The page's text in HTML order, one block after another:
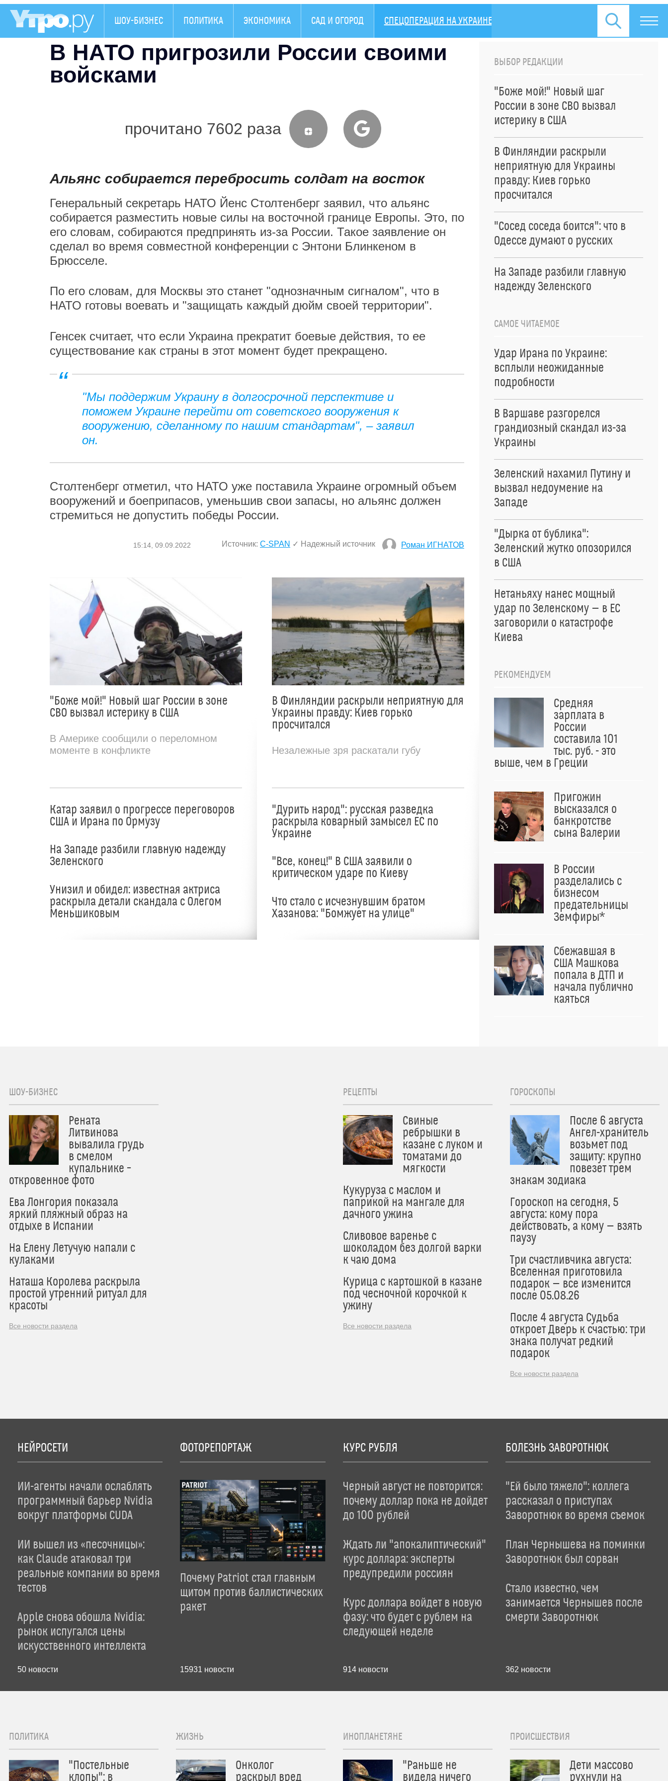
ШОУ-БИЗНЕС ПОЛИТИКА ЭКОНОМИКА САД И ОГОРОД СПЕЦОПЕРАЦИЯ НА УКРАИНЕ
В НАТО пригрозили России своими
войсками
прочитано 7602 раза
Альянс собирается перебросить солдат на восток
Генеральный секретарь НАТО Йенс Столтенберг заявил, что альянс
собирается разместить новые силы на восточной границе Европы. Это, по
его словам, собираются предпринять из-за России. Такое заявление он
сделал во время совместной конференции с Энтони Блинкеном в
Брюсселе.
По его словам, для Москвы это станет "однозначным сигналом", что в
НАТО готовы воевать и "защищать каждый дюйм своей территории".
Генсек считает, что если Украина прекратит боевые действия, то ее
существование как страны в этот момент будет прекращено.
"Мы поддержим Украину в долгосрочной перспективе и
поможем Украине перейти от советского вооружения к
вооружению, сделанному по нашим стандартам", – заявил
он.
Столтенберг отметил, что НАТО уже поставила Украине огромный объем
вооружений и боеприпасов, уменьшив свои запасы, но альянс должен
стремиться не допустить победы России.
15:14, 09.09.2022 Источник: C-SPAN ✓ Надежный источник Роман ИГНАТОВ
"Боже мой!" Новый шаг России в зоне
СВО вызвал истерику в США
В Америке сообщили о переломном
моменте в конфликте
Катар заявил о прогрессе переговоров
США и Ирана по Ормузу
На Западе разбили главную надежду
Зеленского
Унизил и обидел: известная актриса
раскрыла детали скандала с Олегом
Меньшиковым
В Финляндии раскрыли неприятную для
Украины правду: Киев горько
просчитался
Незалежные зря раскатали губу
"Дурить народ": русская разведка
раскрыла коварный замысел ЕС по
Украине
"Все, конец!" В США заявили о
критическом ударе по Киеву
Что стало с исчезнувшим братом
Хазанова: "Бомжует на улице"
ВЫБОР РЕДАКЦИИ
"Боже мой!" Новый шаг
России в зоне СВО вызвал
истерику в США
В Финляндии раскрыли
неприятную для Украины
правду: Киев горько
просчитался
"Сосед соседа боится": что в
Одессе думают о русских
На Западе разбили главную
надежду Зеленского
САМОЕ ЧИТАЕМОЕ
Удар Ирана по Украине:
всплыли неожиданные
подробности
В Варшаве разгорелся
грандиозный скандал из-за
Украины
Зеленский нахамил Путину и
вызвал недоумение на
Западе
"Дырка от бублика":
Зеленский жутко опозорился
в США
Нетаньяху нанес мощный
удар по Зеленскому — в ЕС
заговорили о катастрофе
Киева
РЕКОМЕНДУЕМ
Средняя
зарплата в
России
составила 101
тыс. руб. - это
выше, чем в Греции
Пригожин
высказался о
банкротстве
сына Валерии
В России
разделались с
бизнесом
предательницы
Земфиры*
Сбежавшая в
США Машкова
попала в ДТП и
начала публично
каяться
ШОУ-БИЗНЕС
Рената
Литвинова
вывалила грудь
в смелом
купальнике –
откровенное фото
Ева Лонгория показала
яркий пляжный образ на
отдыхе в Испании
На Елену Летучую напали с
кулаками
Наташа Королева раскрыла
простой утренний ритуал для
красоты
Все новости раздела
РЕЦЕПТЫ
Свиные
ребрышки в
казане с луком и
томатами до
мягкости
Кукуруза с маслом и
паприкой на мангале для
дачного ужина
Сливовое варенье с
шоколадом без долгой варки
к чаю дома
Курица с картошкой в казане
под чесночной корочкой к
ужину
Все новости раздела
ГОРОСКОПЫ
После 6 августа
Ангел-хранитель
возьмет под
защиту: крупно
повезет трем
знакам зодиака
Гороскоп на сегодня, 5
августа: кому пора
действовать, а кому — взять
паузу
Три счастливчика августа:
Вселенная приготовила
подарок — все изменится
после 05.08.26
После 4 августа Судьба
откроет Дверь к счастью: три
знака получат редкий
подарок
Все новости раздела
НЕЙРОСЕТИ
ИИ-агенты начали ослаблять
программный барьер Nvidia
вокруг платформы CUDA
ИИ вышел из «песочницы»:
как Claude атаковал три
реальные компании во время
тестов
Apple снова обошла Nvidia:
рынок испугался цены
искусственного интеллекта
50 новости
ФОТОРЕПОРТАЖ
Почему Patriot стал главным
щитом против баллистических
ракет
15931 новости
КУРС РУБЛЯ
Черный август не повторится:
почему доллар пока не дойдет
до 100 рублей
Ждать ли "апокалиптический"
курс доллара: эксперты
предупредили россиян
Курс доллара войдет в новую
фазу: что будет с рублем на
следующей неделе
914новости
БОЛЕЗНЬ ЗАВОРОТНЮК
"Ей было тяжело": коллега
рассказал о приступах
Заворотнюк во время съемок
План Чернышева на поминки
Заворотнюк был сорван
Стало известно, чем
занимается Чернышев после
смерти Заворотнюк
362 новости
ПОЛИТИКА
"Постельные
клопы": в
ЖИЗНЬ
Онколог
раскрыл вред
ИНОПЛАНЕТЯНЕ
"Раньше не
видела ничего
ПРОИСШЕСТВИЯ
Дети массово
рухнули на